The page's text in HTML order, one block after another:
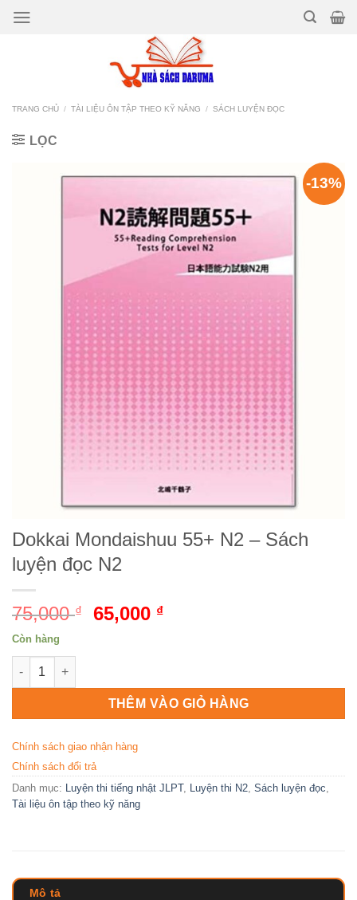
Bỏ
TRANG CHỦ / TÀI LIỆU ÔN TẬP THEO KỸ NĂNG / SÁCH LUYỆN ĐỌC
LỌC
-13%
Dokkai Mondaishuu 55+ N2 – Sách
luyện đọc N2
75,000₫
Giá
65,000 ₫
65,000 ₫.
Còn hàng
Dokkai Mondaishuu 55+ N2 - Sách luyện đọc N2 số lượng
THÊM VÀO GIỎ HÀNG
Chính sách giao nhận hàng
Chính sách đổi trả
Danh mục: Luyện thi tiếng nhật JLPT, Luyện thi N2 Sách luyện đọc
Tài liệu ôn tập theo kỹ năng
Mô tả